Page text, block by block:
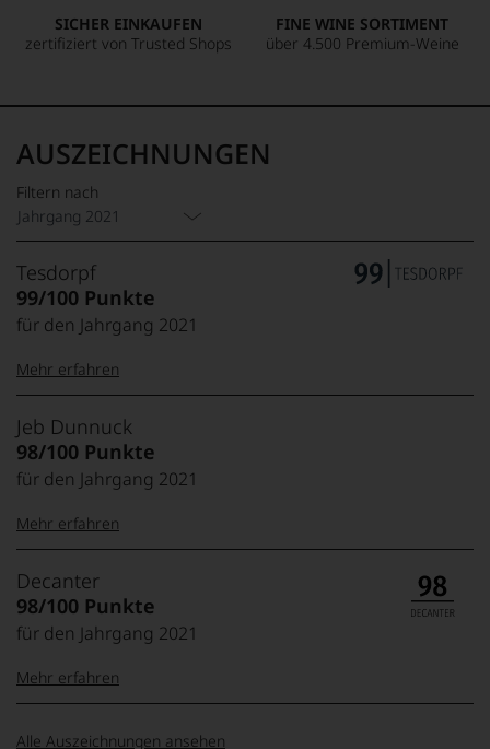
SICHER EINKAUFEN
zertifiziert von Trusted Shops
FINE WINE SORTIMENT
über 4.500 Premium-Weine
AUSZEICHNUNGEN
Filtern nach
Jahrgang 2021
Tesdorpf
99/100 Punkte
für den Jahrgang 2021
99–100 Punkte:
95–98 Punkte:
85–89 Punkte:
Tesdorpf
Der
Name
Tesdorpf
für
»Fine
Wine«,
für
die
edlen
der
Welt,
kaum
Mehr erfahren
Jeb Dunnuck
98/100 Punkte
für den Jahrgang 2021
100-96 Punkte:
95-90 Punkte:
Jeb
Dunnuck
Mehr erfahren
Decanter
98/100 Punkte
für den Jahrgang 2021
Mehr erfahren
Alle Auszeichnungen ansehen